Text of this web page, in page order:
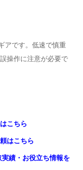
アです。低速で慎重
操作に注意が必要で
こちら
はこちら
実績・お役立ち情報を